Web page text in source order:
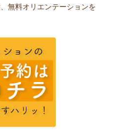
無料オリエンテーションを